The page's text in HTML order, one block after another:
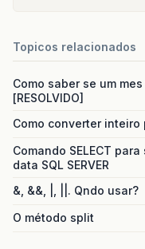
Topicos relacionados
Como saber se um
[RESOLVIDO]
Como converter inteiro
Comando SELECT
data SQL SERVER
&, &&, |, ||. Qndo usar?
O método split